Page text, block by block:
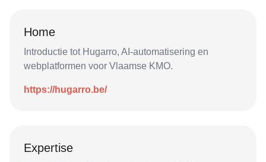
Home
Introductie tot Hugarro, AI-automatisering en
webplatformen voor Vlaamse KMO.
https://hugarro.be/
Expertise